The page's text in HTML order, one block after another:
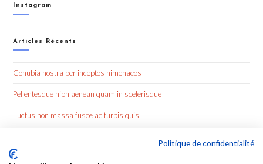
Instagram
Articles Récents
Conubia nostra per inceptos himenaeos
Pellentesque nibh aenean quam in scelerisque
Luctus non massa fusce ac turpis quis
Politique de confidentialité